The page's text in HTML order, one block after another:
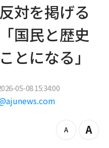
対を掲げる
国民と歴史
とになる」
05-08 15:34:00
z
Z